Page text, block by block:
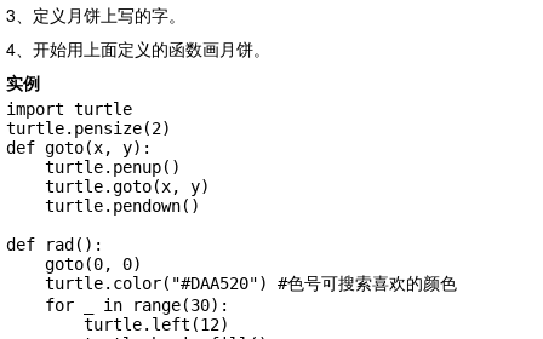
3、定义月饼上写的字。
4、开始用上面定义的函数画月饼。
实例
import turtle
turtle.pensize(2)
def goto(x, y):
def rad():